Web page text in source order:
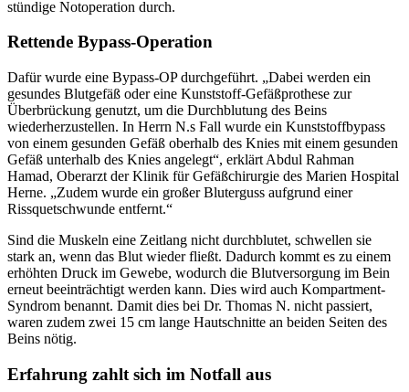
stündige Notoperation durch.
Rettende Bypass-Operation
Dafür wurde eine Bypass-OP durchgeführt. „Dabei werden ein
gesundes Blutgefäß oder eine Kunststoff-Gefäßprothese zur
Überbrückung genutzt, um die Durchblutung des Beins
wiederherzustellen. In Herrn N.s Fall wurde ein Kunststoffbypass
von einem gesunden Gefäß oberhalb des Knies mit einem gesunden
Gefäß unterhalb des Knies angelegt“, erklärt Abdul Rahman
Hamad, Oberarzt der Klinik für Gefäßchirurgie des Marien Hospital
Herne. „Zudem wurde ein großer Bluterguss aufgrund einer
Rissquetschwunde entfernt.“
Sind die Muskeln eine Zeitlang nicht durchblutet, schwellen sie
stark an, wenn das Blut wieder fließt. Dadurch kommt es zu einem
erhöhten Druck im Gewebe, wodurch die Blutversorgung im Bein
erneut beeinträchtigt werden kann. Dies wird auch Kompartment-
Syndrom benannt. Damit dies bei Dr. Thomas N. nicht passiert,
waren zudem zwei 15 cm lange Hautschnitte an beiden Seiten des
Beins nötig.
Erfahrung zahlt sich im Notfall aus